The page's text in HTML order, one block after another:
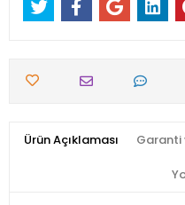
Ürün Açıklaması Garanti